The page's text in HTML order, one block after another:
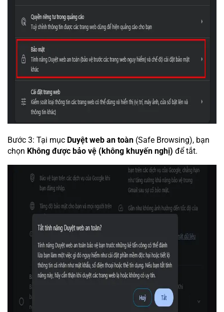
Bước 3: Tại mục Duyệt web an toàn (Safe Browsing), bạn
chọn Không được bảo vệ (không khuyến nghị) để tắt.